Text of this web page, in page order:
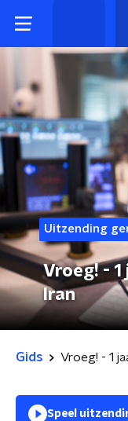
Uitzending
Vroeg! -
Iran
Gids Vroeg! - 1
Speel